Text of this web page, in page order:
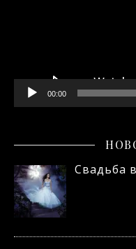
00:00
Свадьба